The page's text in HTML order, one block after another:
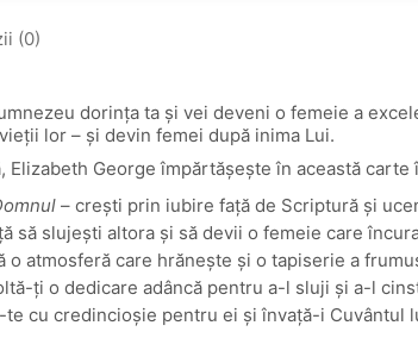
(0)
dorința ta și vei deveni o femeie a
lor – și devin femei după inima Lui.
Elizabeth George împărtășește în această
– crești prin iubire față de Scriptură și
să slujești altora și să devii o femeie care
o atmosferă care hrănește și o tapiserie a
ți o dedicare adâncă pentru a-l sluji și a-l
te cu credincioșie pentru ei și învață-i Cuvântul